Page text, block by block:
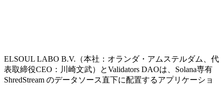
ELSOUL LABO B.V.（本社：オランダ・アムステルダム、代
表取締役CEO：川崎文武）とValidators DAOは、Solana専有
ShredStream のデータソース直下に配置するアプリケーショ